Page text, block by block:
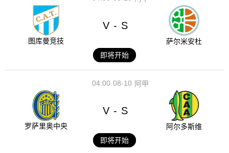
图库曼竞技
V - S
萨尔米安杜
即将开始
08-10
04:00 阿甲
罗萨里奥中央
V - S
阿尔多斯维
即将开始